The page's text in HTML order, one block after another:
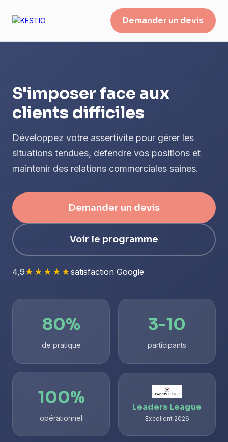
Demander un devis
S'imposer face aux
clients difficiles
Développez votre assertivite pour gérer les
situations tendues, defendre vos positions et
maintenir des relations commerciales saines.
Demander un devis
Voir le programme
4,9★★★★★satisfaction Google
80%
de pratique
3-10
participants
100%
opérationnel
Leaders League
Excellent 2026